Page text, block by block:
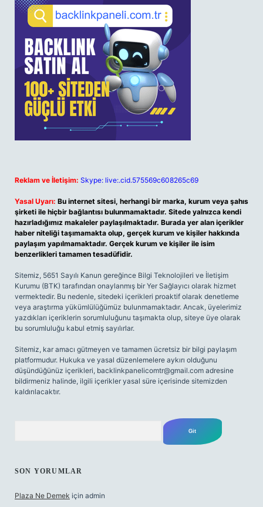
Reklam ve İletişim: Skype: live:.cid.575569c608265c69
Yasal Uyarı: Bu internet sitesi, herhangi bir marka, kurum veya şahıs
şirketi ile hiçbir bağlantısı bulunmamaktadır. Sitede yalnızca kendi
hazırladığımız makaleler paylaşılmaktadır. Burada yer alan içerikler
haber niteliği taşımamakta olup, gerçek kurum ve kişiler hakkında
paylaşım yapılmamaktadır. Gerçek kurum ve kişiler ile isim
benzerlikleri tamamen tesadüfidir.
Sitemiz, 5651 Sayılı Kanun gereğince Bilgi Teknolojileri ve İletişim
Kurumu (BTK) tarafından onaylanmış bir Yer Sağlayıcı olarak hizmet
vermektedir. Bu nedenle, sitedeki içerikleri proaktif olarak denetleme
veya araştırma yükümlülüğümüz bulunmamaktadır. Ancak, üyelerimiz
yazdıkları içeriklerin sorumluluğunu taşımakta olup, siteye üye olarak
bu sorumluluğu kabul etmiş sayılırlar.
Sitemiz, kar amacı gütmeyen ve tamamen ücretsiz bir bilgi paylaşım
platformudur. Hukuka ve yasal düzenlemelere aykırı olduğunu
düşündüğünüz içerikleri, backlinkpanelicomtr@gmail.com adresine
bildirmeniz halinde, ilgili içerikler yasal süre içerisinde sitemizden
kaldırılacaktır.
SON YORUMLAR
Plaza Ne Demek için admin